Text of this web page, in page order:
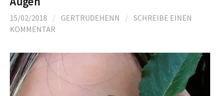
15/02/2018 / GERTRUDEHENN / SCHREIBE EINEN
KOMMENTAR